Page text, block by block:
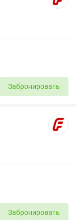
Забронировать
Забронировать